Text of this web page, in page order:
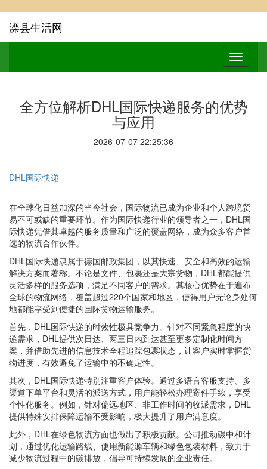
滦县生活网
全方位解析DHL国际快递服务的优势
与应用
2026-07-07 22:25:36
DHL国际快递
在全球化日益加深的当今社会，国际物流已成为企业和个人跨境贸
易不可或缺的重要环节。作为国际快递行业的领导者之一，DHL国
际快递凭借其卓越的服务质量和广泛的覆盖网络，成为众多客户首
选的物流合作伙伴。
DHL国际快递隶属于德国邮政集团，以其快速、安全和高效的运输
解决方案而著称。不论是文件、包裹还是大宗货物，DHL都能提供
灵活多样的服务选项，满足不同客户的需求。其核心优势在于遍布
全球的物流网络，覆盖超过220个国家和地区，使得用户无论身处何
地都能享受到便捷的国际货物运输服务。
首先，DHL国际快递的时效性极具竞争力。针对不同紧急程度的快
递需求，DHL提供次日达、两三日内到达甚至更多定制化时间方
案，并借助先进的信息技术全程追踪包裹状态，让客户实时掌握货
物进度，有效避免了运输中的不确定性。
其次，DHL国际快递特别注重客户体验。通过多语言客服支持、多
渠道下单平台和灵活的派送方式，用户能轻松办理寄件手续，享受
个性化服务。例如，针对偏远地区、非工作时间的收派需求，DHL
提供特殊安排保障运输不受影响，极大提升了用户满意度。
此外，DHL在绿色物流方面也做出了积极贡献。公司推动碳中和计
划，通过优化运输路线、使用新能源车辆和绿色包装材料，致力于
减少物流过程中的碳排放，倡导可持续发展的企业责任。